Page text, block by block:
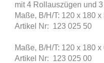
mit 4 Rollauszügen und
Maße, B/H/T: 120 x 180 x
Artikel Nr: 123 025
Maße, B/H/T: 120 x 180 x
Artikel Nr: 123